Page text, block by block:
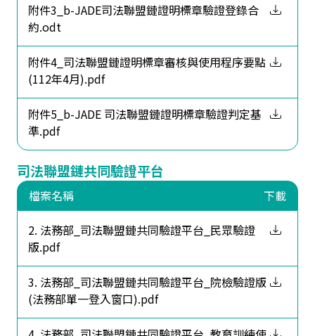
附件3_b-JADE司法聯盟鏈證明標章驗證登錄合
約.odt
附件4_司法聯盟鏈證明標章審核與使用程序要點
(112年4月).pdf
附件5_b-JADE 司法聯盟鏈證明標章驗證判定基
準.pdf
司法聯盟鏈共同驗證平台
檔案名稱 下載
2. 法務部_司法聯盟鏈共同驗證平台_民眾驗證
版.pdf
3. 法務部_司法聯盟鏈共同驗證平台_院檢驗證版
(法務部單一登入窗口).pdf